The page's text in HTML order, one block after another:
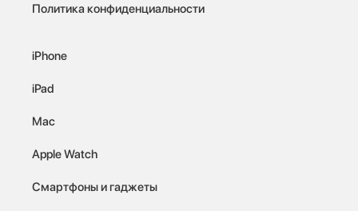
Политика конфиденциальности
iPhone
iPad
Mac
Apple Watch
Смартфоны и гаджеты